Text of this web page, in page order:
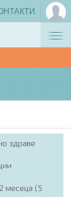
здраве
месеца (5